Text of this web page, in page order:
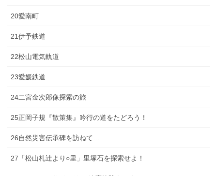
20愛南町
21伊予鉄道
22松山電気軌道
23愛媛鉄道
24二宮金次郎像探索の旅
25正岡子規『散策集』吟行の道をたどろう！
26自然災害伝承碑を訪ねて…
27「松山札辻より○里」里塚石を探索せよ！